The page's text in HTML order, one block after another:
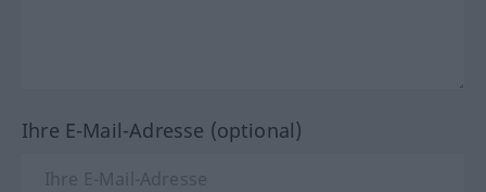
Ihre E-Mail-Adresse (optional)